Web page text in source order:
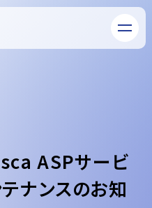
ASPサービ
ナンスのお知